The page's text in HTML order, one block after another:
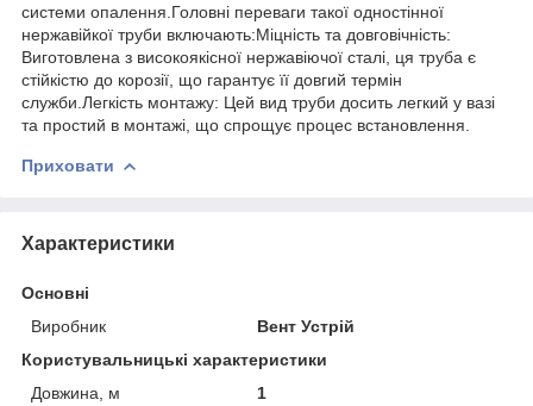
системи опалення.Головні переваги такої одностінної
нержавійкої труби включають:Міцність та довговічність:
Виготовлена з високоякісної нержавіючої сталі, ця труба є
стійкістю до корозії, що гарантує її довгий термін
служби.Легкість монтажу: Цей вид труби досить легкий у вазі
та простий в монтажі, що спрощує процес встановлення.
Приховати
Характеристики
Основні
Виробник
Вент Устрій
Користувальницькі характеристики
Довжина, м
1